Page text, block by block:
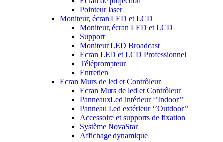
Pointeur laser
Moniteur, écran LED et LCD
Moniteur, écran LED et LCD
Support
Moniteur LED Broadcast
Ecran LED et LCD Professionnel
Téléprompteur
Entretien
Ecran Murs de led et Contrôleur
Ecran Murs de led et Contrôleur
PanneauxLed intérieur ‘’Indoor’’
Panneau Led extérieur ‘’Outdoor’’
Accessoire et supports de fixation
Système NovaStar
Affichage dynamique